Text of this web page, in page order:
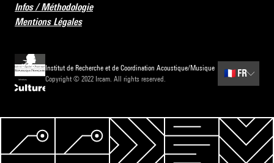
Infos / Méthodologie
Mentions Légales
Institut de Recherche et de Coordination Acoustique/Musique
Copyright © 2022 Ircam. All rights reserved.
🇫🇷 FR